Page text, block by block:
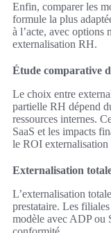
Enfin, comparer les
formule la plus
à l’acte, avec options
externalisation RH.
Étude comparative
Le choix entre
partielle RH dépend
ressources internes.
SaaS et les impacts
le ROI
Externalisation
L’externalisation
prestataire. Les
modèle avec ADP ou